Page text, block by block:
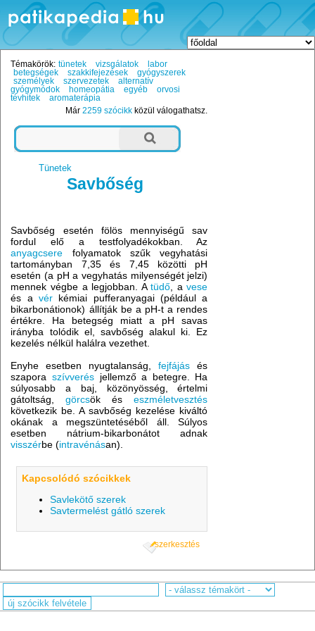
Témakörök: tünetek vizsgálatok
labor
betegségek
szakkifejezések
gyógyszerek
személyek
szervezetek
alternatív
gyógymódok
homeopátia egyéb
orvosi
tévhitek
aromaterápia
Már2259 szócikk közül válogathatsz.
Tünetek
Savbőség
Savbőség esetén fölös mennyiségű sav
fordul elő a testfolyadékokban. Az
anyagcsere folyamatok szűk vegyhatási
tartományban 7,35 és 7,45 közötti pH
esetén (a pH a vegyhatás milyenségét jelzi)
mennek végbe a legjobban. Atüdő , avese
és avér kémiai pufferanyagai (például a
bikarbonátionok) állítják be a pH-t a rendes
értékre. Ha betegség miatt a pH savas
irányba tolódik el, savbőség alakul ki. Ez
kezelés nélkül halálra vezethet.
Enyhe esetben nyugtalanság,fejfájás és
szapora szívverés jellemző a betegre. Ha
súlyosabb a baj, közönyösség, értelmi
gátoltság,görcsök éseszméletvesztés
következik be. A savbőség kezelése kiváltó
okának a megszüntetéséből áll. Súlyos
esetben nátrium-bikarbonátot adnak
visszérbe (intravénásan).
Kapcsolódó szócikkek
Savlekötő szerek
Savtermelést gátló szerek
szerkesztés